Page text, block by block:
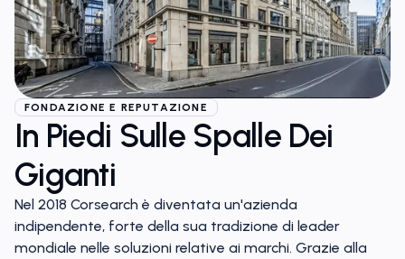
FONDAZIONE E REPUTAZIONE
In Piedi Sulle Spalle Dei
Giganti
Nel 2018 Corsearch è diventata un'azienda
indipendente, forte della sua tradizione di leader
mondiale nelle soluzioni relative ai marchi. Grazie alla